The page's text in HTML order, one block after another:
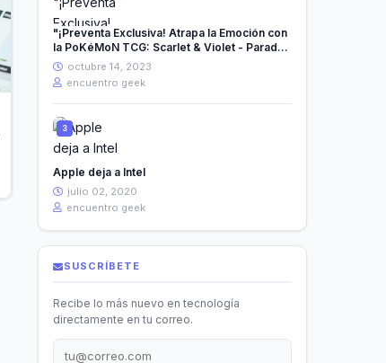
"¡Preventa Exclusiva! Atrapa la Emoción con
la PoKéMoN TCG: Scarlet & Violet - Paradox
Rift - Elite Trainer Box Roaring Moon"
octubre 14, 2023
encuentro geek
Apple deja a Intel
julio 02, 2020
encuentro geek
SUSCRÍBETE
Recibe lo más nuevo en tecnología
directamente en tu correo.